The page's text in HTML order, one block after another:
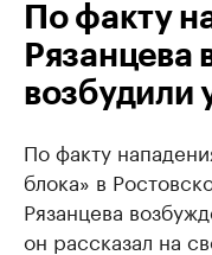
По факту
Рязанцева
возбудили
По факту
блока» в
Рязанцева
он рассказал на